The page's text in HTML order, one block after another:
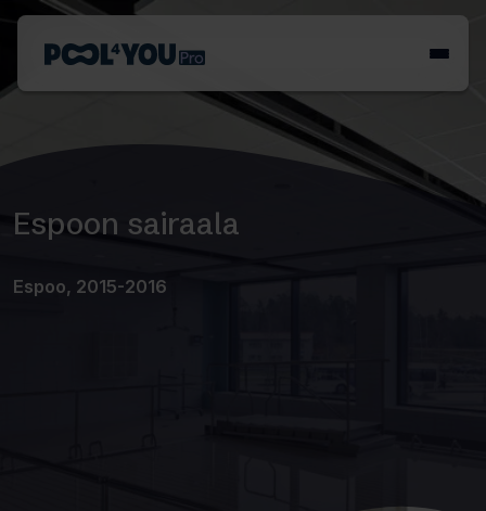
Etusivu
Espoon sairaala
Espoo, 2015-2016